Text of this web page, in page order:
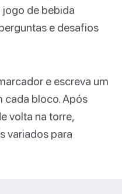
jogo de bebida
e desafios
e escreva um
cada bloco. Após
volta na torre,
variados para